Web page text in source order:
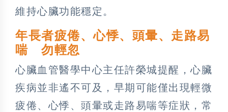
維持心臟功能穩定。
年長者疲倦、心悸、頭暈、走路易
喘 勿輕忽
心臟血管醫學中心主任許榮城提醒，心臟
疾病並非遙不可及，早期可能僅出現輕微
疲倦、心悸、頭暈或走路易喘等症狀，常